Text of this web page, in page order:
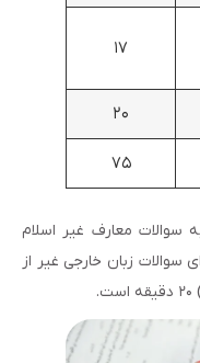
۱۷
۲۰
۷۵
سوالات معارف غیر اسلام
۱۷ دقیقه و برای سوالات زبان خارجی غیر از